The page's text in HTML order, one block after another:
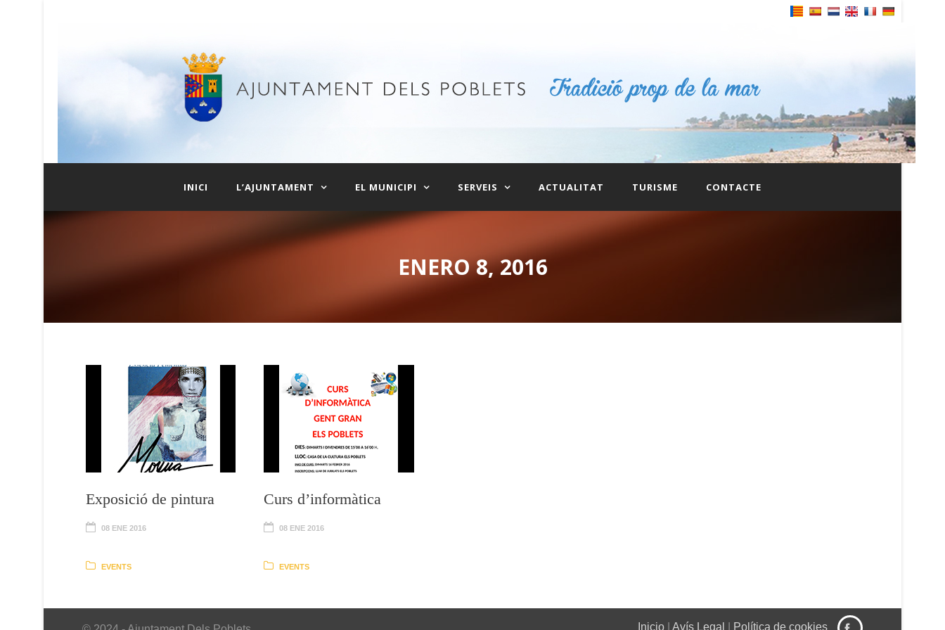
INICI L’AJUNTAMENT EL MUNICIPI SERVEIS ACTUALITAT TURISME CONTACTE
ENERO 8, 2016
Exposició de pintura
08 ENE 2016
EVENTS
Curs d’informàtica
08 ENE 2016
EVENTS
Inicio Avís Legal Política de cookies